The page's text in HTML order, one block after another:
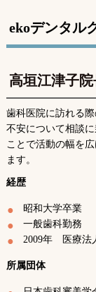
ekoデンタル
高垣江津子院
歯科医院に訪れる
不安について相談
ことで活動の幅を
ます。
経歴
昭和大学卒業
一般歯科勤務
2009年 医療法
所属団体